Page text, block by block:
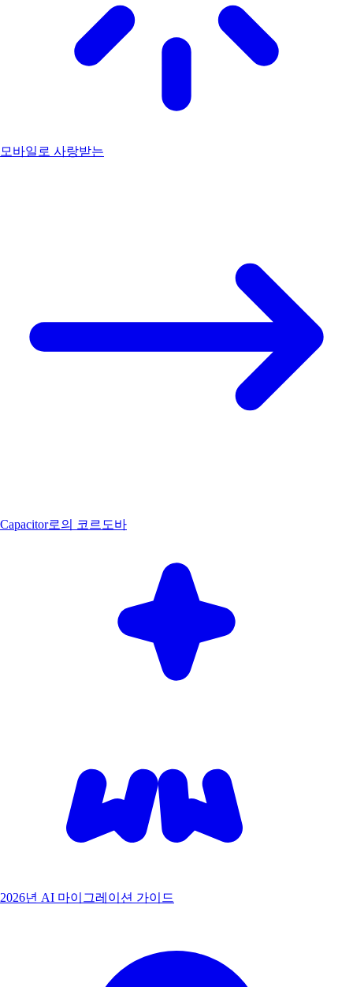
모바일로 사랑받는
Capacitor로의 코르도바
2026년 AI 마이그레이션 가이드